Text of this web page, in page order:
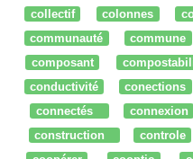
collectif
colonnes
communauté
commune
composant
conductivité
conections
connectés
connexion
construction
controle